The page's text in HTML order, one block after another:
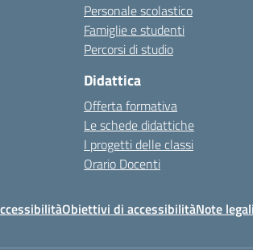
Personale scolastico
Famiglie e studenti
Percorsi di studio
Didattica
Offerta formativa
Le schede didattiche
I progetti delle classi
Orario Docenti
Obiettivi di accessibilitàNote